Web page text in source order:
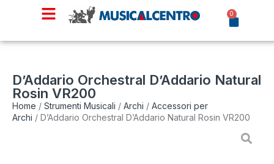
0
D’Addario Orchestral D’Addario Natural
Rosin VR200
Home / Strumenti Musicali / Archi / Accessori per
Archi / D’Addario Orchestral D’Addario Natural Rosin VR200